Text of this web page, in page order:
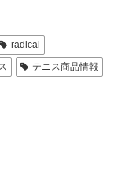
radical
テニス商品情報